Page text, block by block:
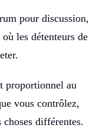
pour discussion,
les détenteurs de
proportionnel au
vous contrôlez,
différentes.